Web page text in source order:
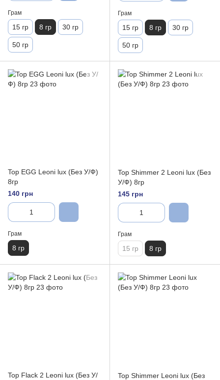
Грам
15 гр 8 гр 30 гр
50 гр
Грам
15 гр 8 гр 30 гр
50 гр
Top EGG Leoni lux (Без У/Ф)
8гр
140 грн
Грам
8 гр
Top Shimmer 2 Leoni lux (Без
У/Ф) 8гр
145 грн
Грам
15 гр 8 гр
Top Flack 2 Leoni lux (Без У/
Top Shimmer Leoni lux (Без